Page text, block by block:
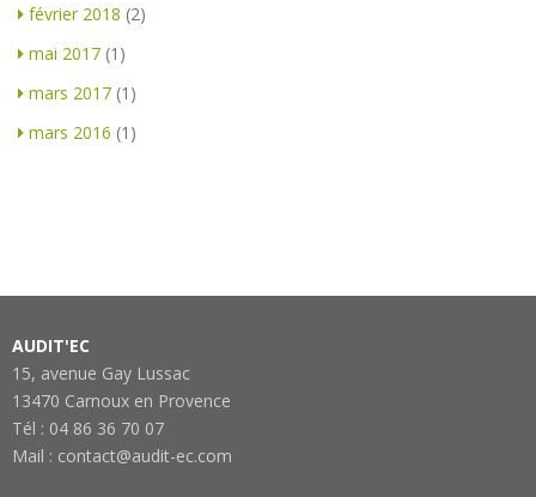
février 2018 (2)
mai 2017 (1)
mars 2017 (1)
mars 2016 (1)
AUDIT'EC
15, avenue Gay Lussac
13470 Carnoux en Provence
Tél : 04 86 36 70 07
Mail : contact@audit-ec.com